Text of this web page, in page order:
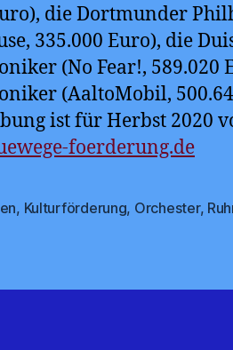
die Dortmunder
335.000 Euro), die
(No Fear!, 589.020
(AaltoMobil,
ist für Herbst 2020
foerderung.de
, Kulturförderung, Orchester,